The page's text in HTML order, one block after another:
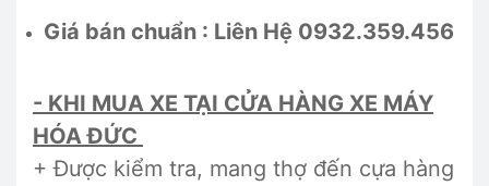
Giá bán chuẩn : Liên Hệ 0932.359.456
- KHI MUA XE TẠI CỬA HÀNG XE MÁY
HÓA ĐỨC
+ Được kiểm tra, mang thợ đến cựa hàng